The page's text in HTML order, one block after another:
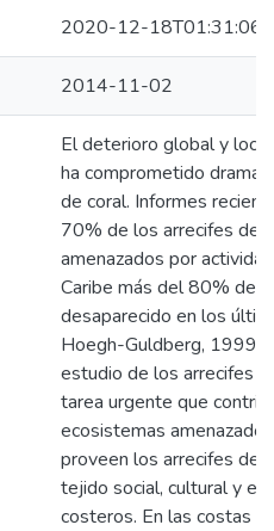
2020-12-18T01:31:06Z
2014-11-02
El deterioro global y
ha comprometido
de coral. Informes
70% de los arrecifes del
amenazados por
Caribe más del 80% de
desaparecido en los
Hoegh-Guldberg, 1999;
estudio de los arrecifes
tarea urgente que
ecosistemas
proveen los arrecifes de
tejido social, cultural y
costeros. En las costas